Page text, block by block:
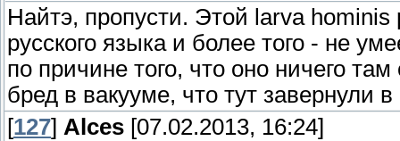
Найтэ, пропусти. Этой larva hominis
русского языка и более того - не
по причине того, что оно ничего
бред в вакууме, что тут завернули
[127] Alces [07.02.2013, 16:24]